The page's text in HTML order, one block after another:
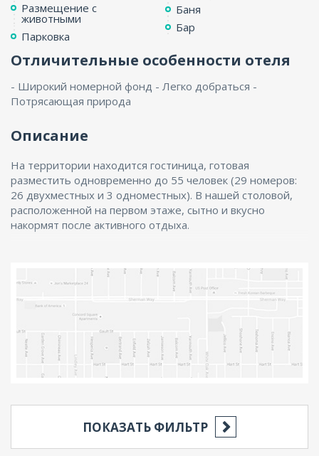
Размещение с
животными
Парковка
Баня
Бар
Отличительные особенности отеля
- Широкий номерной фонд - Легко добраться -
Потрясающая природа
Описание
На территории находится гостиница, готовая
разместить одновременно до 55 человек (29 номеров:
26 двухместных и 3 одноместных). В нашей столовой,
расположенной на первом этаже, сытно и вкусно
накормят после активного отдыха.
ПОКАЗАТЬ ФИЛЬТР